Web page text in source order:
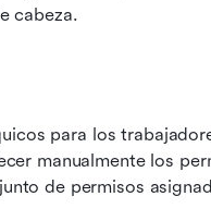
cabeza.
para los
manualmente los
de permisos